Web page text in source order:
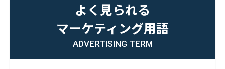
よく見られる
マーケティング用語
ADVERTISING TERM